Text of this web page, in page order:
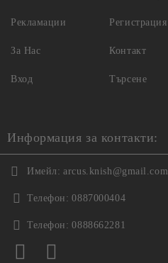
Рекламации
За Нас
Вход
Регистрация
Контакт
Търсене
Информация за контакти:
Имейл: arcus.knish@gmail.com
Телефон: 0887000404
Телефон: 0888662281